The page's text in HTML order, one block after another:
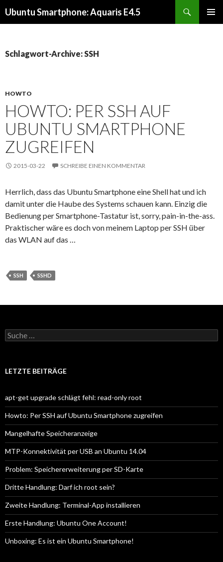
Ubuntu Smartphone: Aquaris E4.5
Schlagwort-Archive: SSH
HOWTO
HOWTO: PER SSH AUF
UBUNTU SMARTPHONE
ZUGREIFEN
2015-03-22 SCHREIBE EINEN KOMMENTAR
Herrlich, dass das Ubuntu Smartphone eine Shell hat und ich
damit unter die Haube des Systems schauen kann. Einzig die
Bedienung per Smartphone-Tastatur ist, sorry, pain-in-the-ass.
Praktischer wäre es doch von meinem Laptop per SSH über
das WLAN auf das …
SSH SSHD
S
u
e
c
h
:
LETZTE BEITRÄGE
apt-get upgrade schlägt fehl: read-only root
Howto: Per SSH auf Ubuntu Smartphone zugreifen
Mangelhafte Speicheranzeige
MTP-Konnektivität per USB an Ubuntu 14.04
Problem: Speichererweiterung per SD-Karte
Dritte Handlung: Darf ich root sein?
Zweite Handlung: Terminal-App installieren
Erste Handlung: Ubuntu One Account!
Unboxing: Es ist ein Ubuntu Smartphone!